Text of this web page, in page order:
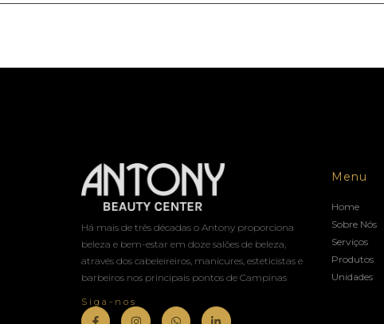
Há mais de três décadas o Antony proporciona
beleza e bem-estar em doze salões de beleza,
através dos cabeleireiros, manicures, esteticistas e
barbeiros nos principais pontos de Campinas
Siga-nos
Menu
Home
Sobre Nós
Serviços
Produtos
Unidades